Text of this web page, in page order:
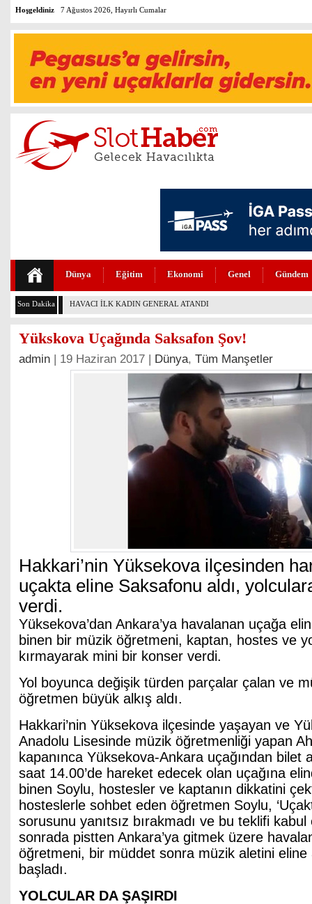
Hoşgeldiniz 7 Ağustos 2026, Hayırlı Cumalar
Dünya Eğitim Ekonomi Genel Gündem
Son Dakika BOEİNG 737-7 FAA SERTİFİKASINI ALDI
Yükskova Uçağında Saksafon Şov!
admin | 19 Haziran 2017 | Dünya, Tüm Manşetler
Hakkari’nin Yüksekova ilçesinden
uçakta eline Saksafonu aldı,
verdi.
Yüksekova’dan Ankara’ya havalanan uçağa
binen bir müzik öğretmeni, kaptan, hostes ve
kırmayarak mini bir konser verdi.
Yol boyunca değişik türden parçalar çalan ve
öğretmen büyük alkış aldı.
Hakkari’nin Yüksekova ilçesinde yaşayan ve
Anadolu Lisesinde müzik öğretmenliği yapan
kapanınca Yüksekova-Ankara uçağından bilet
saat 14.00’de hareket edecek olan uçağına
binen Soylu, hostesler ve kaptanın dikkatini
hosteslerle sohbet eden öğretmen Soylu,
sorusunu yanıtsız bırakmadı ve bu teklifi
sonrada pistten Ankara’ya gitmek üzere
öğretmeni, bir müddet sonra müzik aletini eline
başladı.
YOLCULAR DA ŞAŞIRDI